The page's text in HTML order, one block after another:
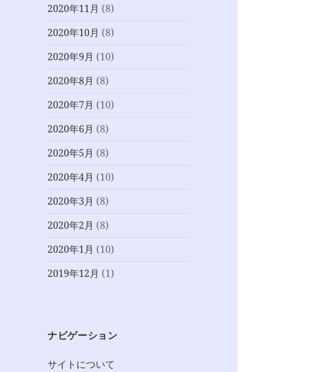
2020年11月 (8)
2020年10月 (8)
2020年9月 (10)
2020年8月 (8)
2020年7月 (10)
2020年6月 (8)
2020年5月 (8)
2020年4月 (10)
2020年3月 (8)
2020年2月 (8)
2020年1月 (10)
2019年12月 (1)
ナビゲーション
サイトについて